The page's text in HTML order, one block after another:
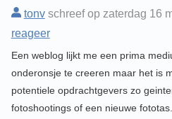
tonvschreef op zaterdag 16
reageer
Een weblog lijkt me een prima
onderonsje te creeren maar het is
potentiele opdrachtgevers zo
fotoshootings of een nieuwe